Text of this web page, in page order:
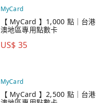
MyCard
【 MyCard 】1,000 點｜台港
澳地區專用點數卡
US$ 35
MyCard
【 MyCard 】2,500 點｜台港